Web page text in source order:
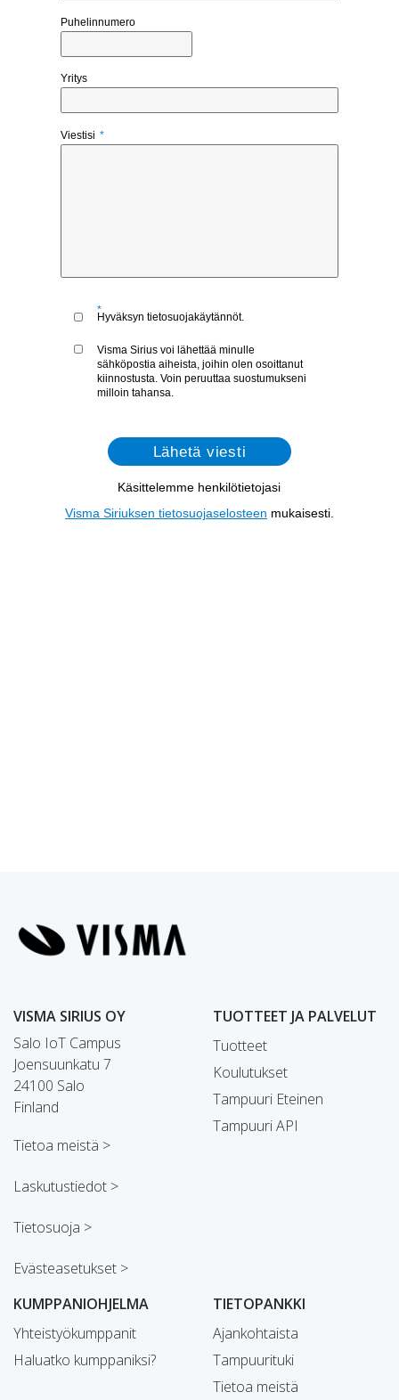
VISMA SIRIUS OY
Salo IoT Campus
Joensuunkatu 7
24100 Salo
Finland
Tietoa meistä >
Laskutustiedot >
Tietosuoja >
Evästeasetukset >
TUOTTEET JA PALVELUT
Tuotteet
Koulutukset
Tampuuri Eteinen
Tampuuri API
KUMPPANIOHJELMA
Yhteistyökumppanit
Haluatko kumppaniksi?
TIETOPANKKI
Ajankohtaista
Tampuurituki
Tietoa meistä